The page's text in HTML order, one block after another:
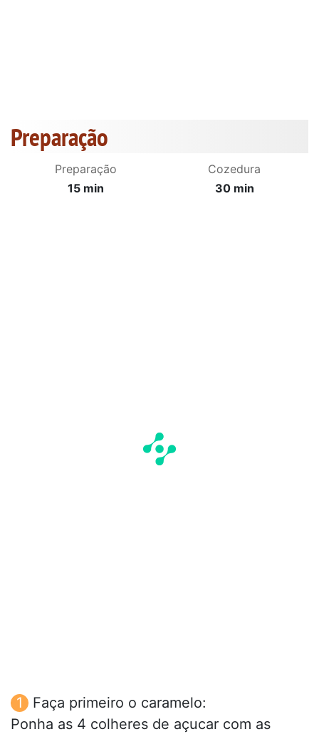
Preparação
Preparação
15 min
Cozedura
30 min
Faça primeiro o caramelo:
Ponha as 4 colheres de açucar com as